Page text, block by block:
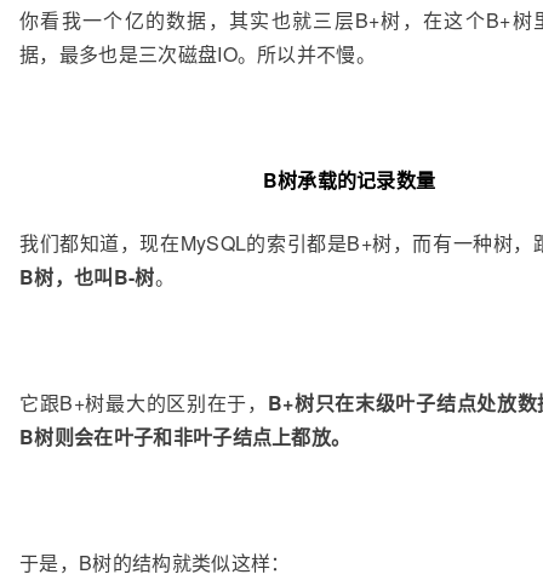
你看我一个亿的数据，其实也就三层B+树，在这个B+树
据，最多也是三次磁盘IO。所以并不慢。
B树承载的记录数量
我们都知道，现在MySQL的索引都是B+树，而有一种树，
B树，也叫B-树。
它跟B+树最大的区别在于， B+树只在末级叶子结点处放
B树则会在叶子和非叶子结点上都放。
于是，B树的结构就类似这样：